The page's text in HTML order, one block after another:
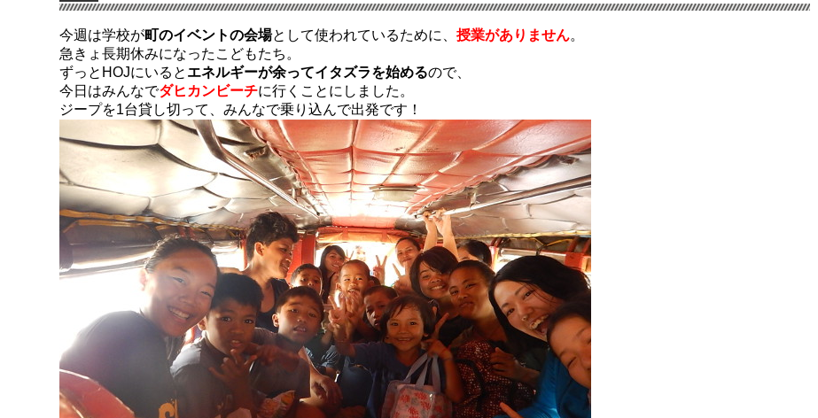
今週は学校が町のイベントの会場として使われているために、授業がありません。
急きょ長期休みになったこどもたち。
ずっとHOJにいると エネルギーが余ってイタズラを始めるので、
今日はみんなでダヒカンビーチに行くことにしました。
ジープを1台貸し切って、みんなで乗り込んで出発です！